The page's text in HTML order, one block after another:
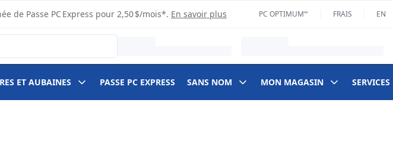
de Passe PC Express pour 2,50 $/mois*. En savoir plus PC OPTIMUM🅪 FRAIS EN
ET AUBAINES PASSE PC EXPRESS SANS NOM MON MAGASIN SERVICES